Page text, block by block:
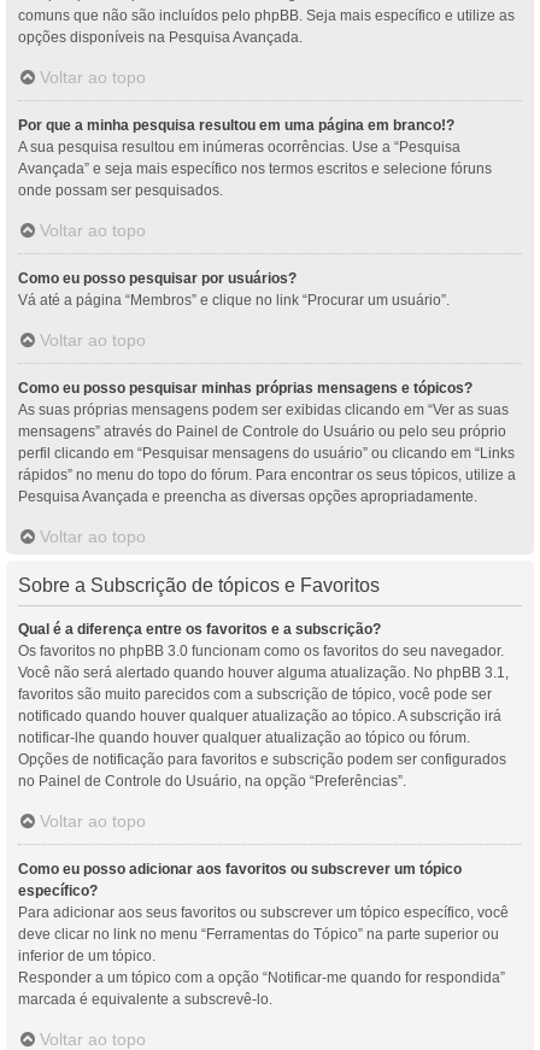
comuns que não são incluídos pelo phpBB. Seja mais específico e utilize as
opções disponíveis na Pesquisa Avançada.
Voltar ao topo
Por que a minha pesquisa resultou em uma página em branco!?
A sua pesquisa resultou em inúmeras ocorrências. Use a “Pesquisa
Avançada” e seja mais específico nos termos escritos e selecione fóruns
onde possam ser pesquisados.
Voltar ao topo
Como eu posso pesquisar por usuários?
Vá até a página “Membros” e clique no link “Procurar um usuário”.
Voltar ao topo
Como eu posso pesquisar minhas próprias mensagens e tópicos?
As suas próprias mensagens podem ser exibidas clicando em “Ver as suas
mensagens” através do Painel de Controle do Usuário ou pelo seu próprio
perfil clicando em “Pesquisar mensagens do usuário” ou clicando em “Links
rápidos” no menu do topo do fórum. Para encontrar os seus tópicos, utilize a
Pesquisa Avançada e preencha as diversas opções apropriadamente.
Voltar ao topo
Sobre a Subscrição de tópicos e Favoritos
Qual é a diferença entre os favoritos e a subscrição?
Os favoritos no phpBB 3.0 funcionam como os favoritos do seu navegador.
Você não será alertado quando houver alguma atualização. No phpBB 3.1,
favoritos são muito parecidos com a subscrição de tópico, você pode ser
notificado quando houver qualquer atualização ao tópico. A subscrição irá
notificar-lhe quando houver qualquer atualização ao tópico ou fórum.
Opções de notificação para favoritos e subscrição podem ser configurados
no Painel de Controle do Usuário, na opção “Preferências”.
Voltar ao topo
Como eu posso adicionar aos favoritos ou subscrever um tópico
específico?
Para adicionar aos seus favoritos ou subscrever um tópico específico, você
deve clicar no link no menu “Ferramentas do Tópico” na parte superior ou
inferior de um tópico.
Responder a um tópico com a opção “Notificar-me quando for respondida”
marcada é equivalente a subscrevê-lo.
Voltar ao topo